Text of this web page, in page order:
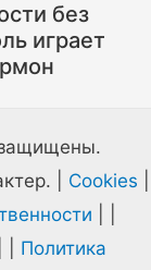
без
играет
| Cookies
Политика